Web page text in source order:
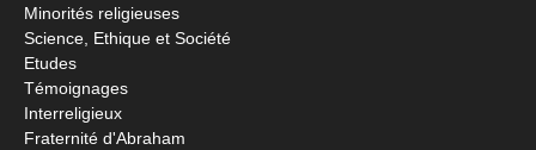
Minorités religieuses
Science, Ethique et Société
Etudes
Témoignages
Interreligieux
Fraternité d'Abraham